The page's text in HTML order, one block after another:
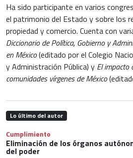
Ha sido participante en varios
el patrimonio del Estado y sobre los
propiedad y comercio. Cuenta con
Diccionario de Política, Gobierno y
en México(editado por el Colegio
y Administración Pública) y El impacto
comunidades vírgenes de México
Lo último del autor
Cumplimiento
Eliminación de los órganos
del poder